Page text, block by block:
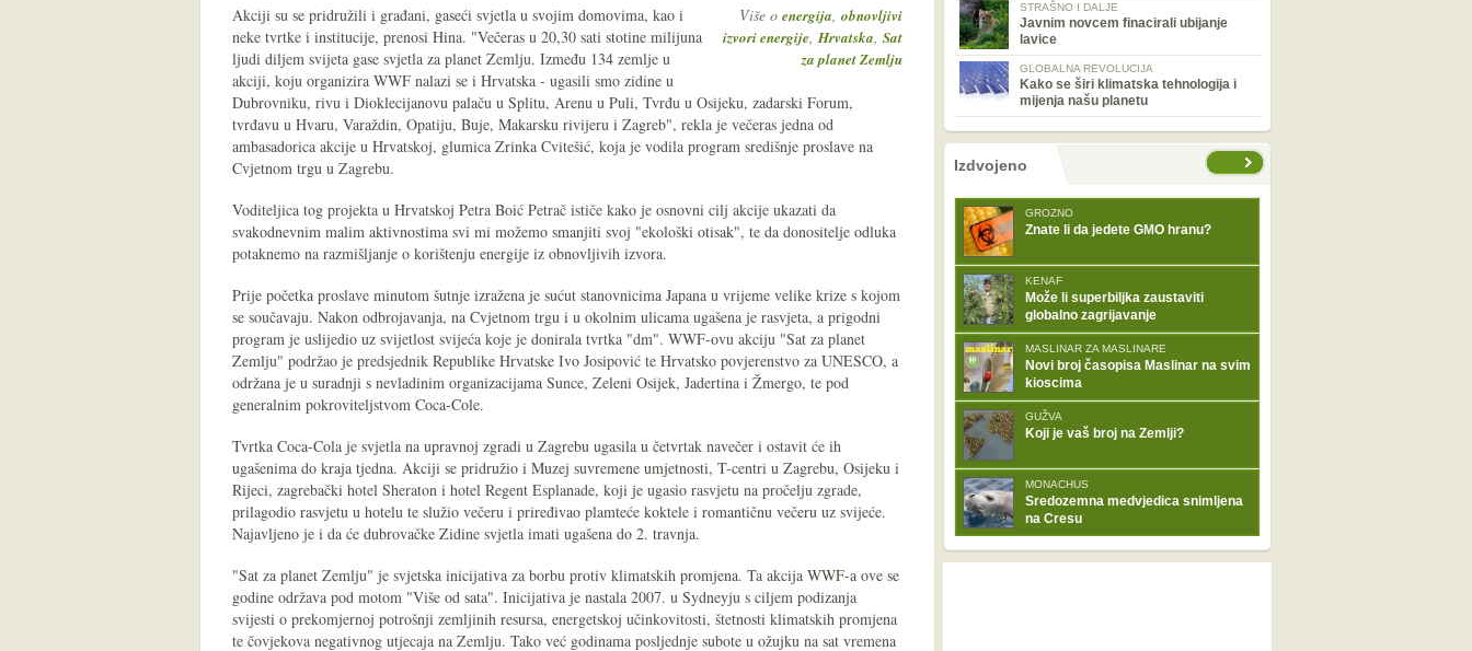
Više o energija, obnovljivi
izvori energije,Hrvatska, Sat
za planet Zemlju
Akciji su se pridružili i građani, gaseći svjetla u svojim domovima, kao i
neke tvrtke i institucije, prenosi Hina. "Večeras u 20,30 sati stotine milijuna
ljudi diljem svijeta gase svjetla za planet Zemlju. Između 134 zemlje u
akciji, koju organizira WWF nalazi se i Hrvatska - ugasili smo zidine u
Dubrovniku, rivu i Dioklecijanovu palaču u Splitu, Arenu u Puli, Tvrđu u Osijeku, zadarski Forum,
tvrđavu u Hvaru, Varaždin, Opatiju, Buje, Makarsku rivijeru i Zagreb", rekla je večeras jedna od
ambasadorica akcije u Hrvatskoj, glumica Zrinka Cvitešić, koja je vodila program središnje proslave na
Cvjetnom trgu u Zagrebu.
Voditeljica tog projekta u Hrvatskoj Petra Boić Petrač ističe kako je osnovni cilj akcije ukazati da
svakodnevnim malim aktivnostima svi mi možemo smanjiti svoj "ekološki otisak", te da donositelje odluka
potaknemo na razmišljanje o korištenju energije iz obnovljivih izvora.
Prije početka proslave minutom šutnje izražena je sućut stanovnicima Japana u vrijeme velike krize s kojom
se součavaju. Nakon odbrojavanja, na Cvjetnom trgu i u okolnim ulicama ugašena je rasvjeta, a prigodni
program je uslijedio uz svijetlost svijeća koje je donirala tvrtka "dm". WWF-ovu akciju "Sat za planet
Zemlju" podržao je predsjednik Republike Hrvatske Ivo Josipović te Hrvatsko povjerenstvo za UNESCO, a
održana je u suradnji s nevladinim organizacijama Sunce, Zeleni Osijek, Jadertina i Žmergo, te pod
generalnim pokroviteljstvom Coca-Cole.
Tvrtka Coca-Cola je svjetla na upravnoj zgradi u Zagrebu ugasila u četvrtak navečer i ostavit će ih
ugašenima do kraja tjedna. Akciji se pridružio i Muzej suvremene umjetnosti, T-centri u Zagrebu, Osijeku i
Rijeci, zagrebački hotel Sheraton i hotel Regent Esplanade, koji je ugasio rasvjetu na pročelju zgrade,
prilagodio rasvjetu u hotelu te služio večeru i priređivao plamteće koktele i romantičnu večeru uz svijeće.
Najavljeno je i da će dubrovačke Zidine svjetla imati ugašena do 2. travnja.
"Sat za planet Zemlju" je svjetska inicijativa za borbu protiv klimatskih promjena. Ta akcija WWF-a ove se
godine održava pod motom "Više od sata". Inicijativa je nastala 2007. u Sydneyju s ciljem podizanja
svijesti o prekomjernoj potrošnji zemljinih resursa, energetskoj učinkovitosti, štetnosti klimatskih promjena
te čovjekova negativnog utjecaja na Zemlju. Tako već godinama posljednje subote u ožujku na sat vremena
STRAŠNO I DALJE
Javnim novcem finacirali ubijanje
lavice
GLOBALNA REVOLUCIJA
Kako se širi klimatska tehnologija i
mijenja našu planetu
nema prethodne stranice
sljedećeIzdvojeno
GROZNO
Znate li da jedete GMO hranu?
KENAF
Može li superbiljka zaustaviti
globalno zagrijavanje
MASLINAR ZA MASLINARE
Novi broj časopisa Maslinar na svim
kioscima
GUŽVA
Koji je vaš broj na Zemlji?
MONACHUS
Sredozemna medvjedica snimljena
na Cresu